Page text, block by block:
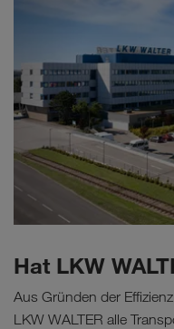
Hat LKW
Aus Gründen der
LKW WALTER alle